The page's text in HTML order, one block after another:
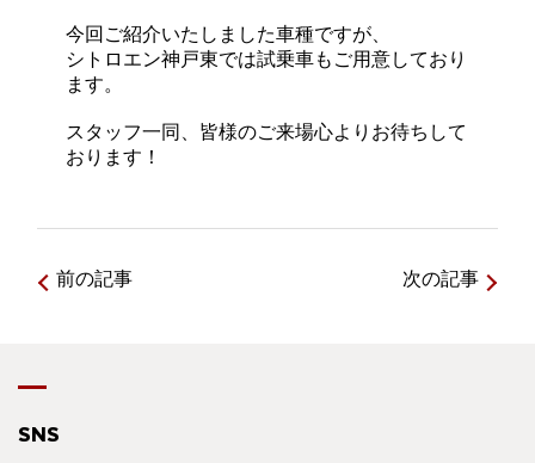
今回ご紹介いたしました車種ですが、
シトロエン神戸東では試乗車もご用意しており
ます。
スタッフ一同、皆様のご来場心よりお待ちして
おります！
前の記事 次の記事
SNS